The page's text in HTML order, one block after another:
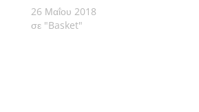
26 Μαΐου 2018
σε "Basket"